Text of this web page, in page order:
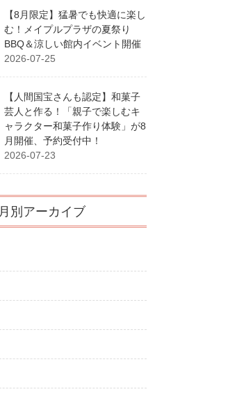
【8月限定】猛暑でも快適に楽し
む！メイプルプラザの夏祭り
BBQ＆涼しい館内イベント開催
2026-07-25
【人間国宝さんも認定】和菓子
芸人と作る！「親子で楽しむキ
ャラクター和菓子作り体験」が8
月開催、予約受付中！
2026-07-23
月別アーカイブ